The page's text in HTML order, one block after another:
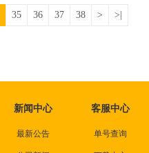
35 36 37 38 > >|
新闻中心
最新公告
客服中心
单号查询